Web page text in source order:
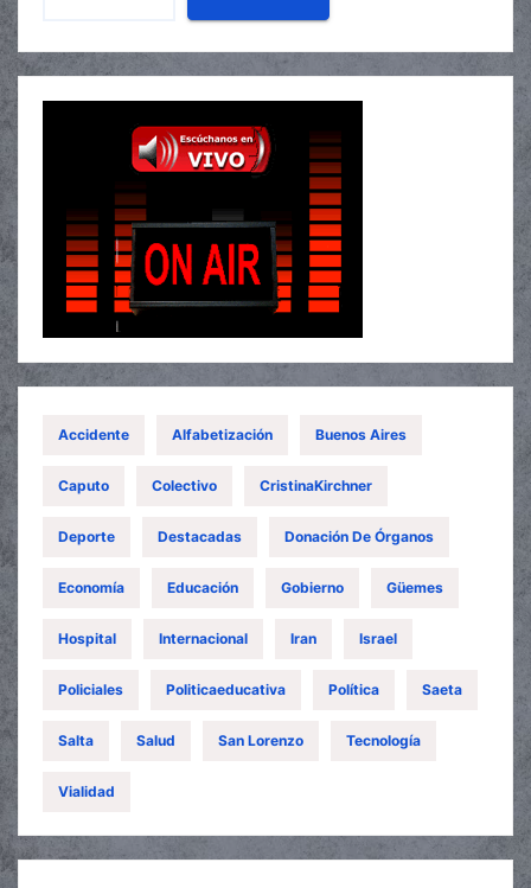
Accidente Alfabetización Buenos Aires
Caputo Colectivo CristinaKirchner
Deporte Destacadas Donación De Órganos
Economía Educación Gobierno Güemes
Hospital Internacional Iran Israel
Policiales Politicaeducativa Política Saeta
Salta Salud San Lorenzo Tecnología
Vialidad